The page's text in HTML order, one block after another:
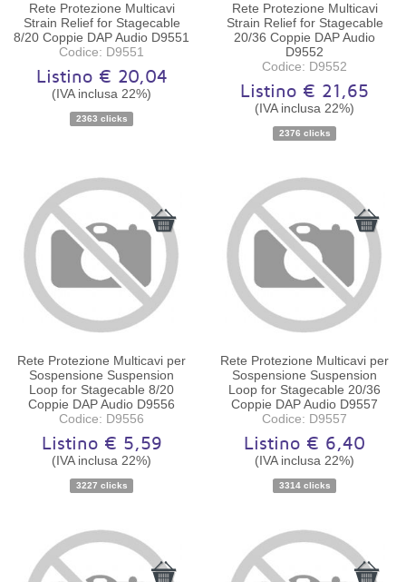
Disponibilità:Ordinabile
Rete Protezione Multicavi
Strain Relief for Stagecable
8/20 Coppie DAP Audio D9551
Codice: D9551
Listino € 20,04
(IVA inclusa 22%)
2363 clicks
Disponibilità:Ordinabile
Rete Protezione Multicavi
Strain Relief for Stagecable
20/36 Coppie DAP Audio
D9552
Codice: D9552
Listino € 21,65
(IVA inclusa 22%)
2376 clicks
Disponibilità:Ordinabile
Rete Protezione Multicavi per
Sospensione Suspension
Loop for Stagecable 8/20
Coppie DAP Audio D9556
Codice: D9556
Listino € 5,59
(IVA inclusa 22%)
3227 clicks
Disponibilità:Ordinabile
Rete Protezione Multicavi per
Sospensione Suspension
Loop for Stagecable 20/36
Coppie DAP Audio D9557
Codice: D9557
Listino € 6,40
(IVA inclusa 22%)
3314 clicks